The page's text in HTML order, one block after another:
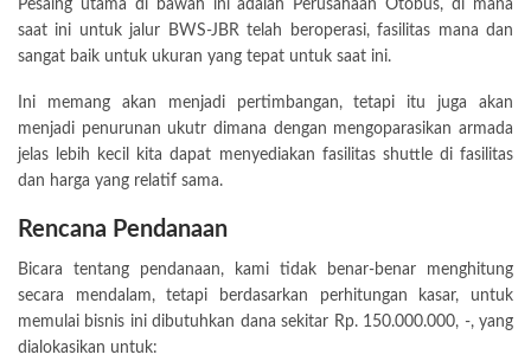
Pesaing utama di bawah ini adalah Perusahaan Otobus, di mana
saat ini untuk jalur BWS-JBR telah beroperasi, fasilitas mana dan
sangat baik untuk ukuran yang tepat untuk saat ini.
Ini memang akan menjadi pertimbangan, tetapi itu juga akan
menjadi penurunan ukutr dimana dengan mengoparasikan armada
jelas lebih kecil kita dapat menyediakan fasilitas shuttle di fasilitas
dan harga yang relatif sama.
Rencana Pendanaan
Bicara tentang pendanaan, kami tidak benar-benar menghitung
secara mendalam, tetapi berdasarkan perhitungan kasar, untuk
memulai bisnis ini dibutuhkan dana sekitar Rp. 150.000.000, -, yang
dialokasikan untuk: